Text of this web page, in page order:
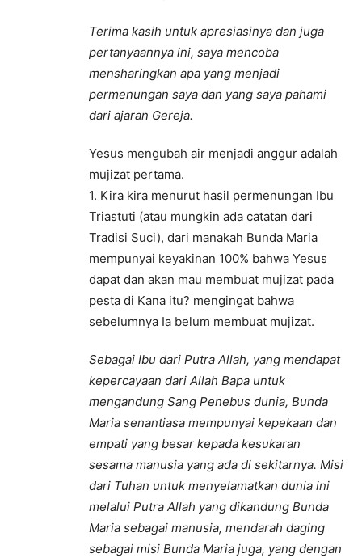
Terima kasih untuk apresiasinya dan juga
pertanyaannya ini, saya mencoba
mensharingkan apa yang menjadi
permenungan saya dan yang saya pahami
dari ajaran Gereja.
Yesus mengubah air menjadi anggur adalah
mujizat pertama.
1. Kira kira menurut hasil permenungan Ibu
Triastuti (atau mungkin ada catatan dari
Tradisi Suci), dari manakah Bunda Maria
mempunyai keyakinan 100% bahwa Yesus
dapat dan akan mau membuat mujizat pada
pesta di Kana itu? mengingat bahwa
sebelumnya Ia belum membuat mujizat.
Sebagai Ibu dari Putra Allah, yang mendapat
kepercayaan dari Allah Bapa untuk
mengandung Sang Penebus dunia, Bunda
Maria senantiasa mempunyai kepekaan dan
empati yang besar kepada kesukaran
sesama manusia yang ada di sekitarnya. Misi
dari Tuhan untuk menyelamatkan dunia ini
melalui Putra Allah yang dikandung Bunda
Maria sebagai manusia, mendarah daging
sebagai misi Bunda Maria juga, yang dengan